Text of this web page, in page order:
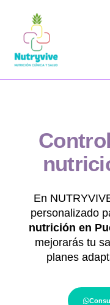
En
personalizado
nutrición en
mejorarás tu
planes